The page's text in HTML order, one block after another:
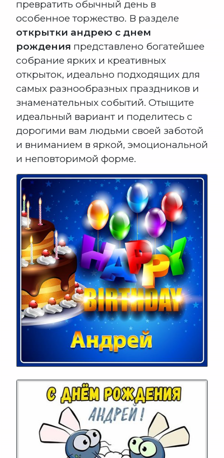
превратить обычный день в
особенное торжество. В разделе
открытки андрею с днем
рождения представлено богатейшее
собрание ярких и креативных
открыток, идеально подходящих для
самых разнообразных праздников и
знаменательных событий. Отыщите
идеальный вариант и поделитесь с
дорогими вам людьми своей заботой
и вниманием в яркой, эмоциональной
и неповторимой форме.